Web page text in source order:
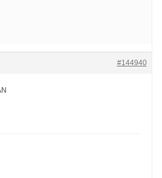
#144940